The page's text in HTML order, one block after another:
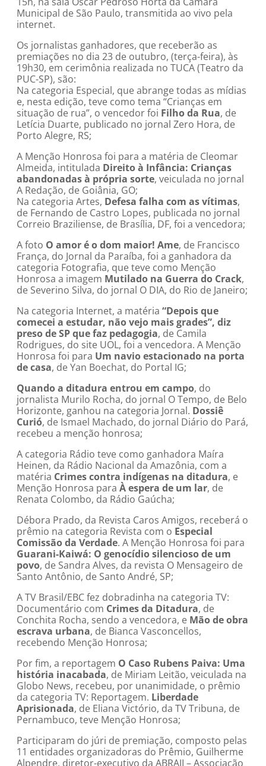
Municipal de São Paulo, transmitida ao vivo pela
internet.
Os jornalistas ganhadores, que receberão as
premiações no dia 23 de outubro, (terça-feira), às
19h30, em cerimônia realizada no TUCA (Teatro da
PUC-SP), são:
Na categoria Especial, que abrange todas as mídias
e, nesta edição, teve como tema “Crianças em
situação de rua”, o vencedor foi Filho da Rua, de
Letícia Duarte, publicado no jornal Zero Hora, de
Porto Alegre, RS;
A Menção Honrosa foi para a matéria de Cleomar
Almeida, intitulada Direito à Infância: Crianças
abandonadas à própria sorte, veiculada no jornal
A Redação, de Goiânia, GO;
Na categoria Artes, Defesa falha com as vítimas,
de Fernando de Castro Lopes, publicada no jornal
Correio Braziliense, de Brasília, DF, foi a vencedora;
A foto O amor é o dom maior! Ame, de Francisco
França, do Jornal da Paraíba, foi a ganhadora da
categoria Fotografia, que teve como Menção
Honrosa a imagem Mutilado na Guerra do Crack,
de Severino Silva, do jornal O DIA, do Rio de Janeiro;
Na categoria Internet, a matéria “Depois que
comecei a estudar, não vejo mais grades”, diz
preso de SP que faz pedagogia, de Camila
Rodrigues, do site UOL, foi a vencedora. A Menção
Honrosa foi para Um navio estacionado na porta
de casa, de Yan Boechat, do Portal IG;
Quando a ditadura entrou em campo, do
jornalista Murilo Rocha, do jornal O Tempo, de Belo
Horizonte, ganhou na categoria Jornal. Dossiê
Curió, de Ismael Machado, do jornal Diário do Pará,
recebeu a menção honrosa;
A categoria Rádio teve como ganhadora Maíra
Heinen, da Rádio Nacional da Amazônia, com a
matéria Crimes contra indígenas na ditadura, e
Menção Honrosa para À espera de um lar, de
Renata Colombo, da Rádio Gaúcha;
Débora Prado, da Revista Caros Amigos, receberá o
prêmio na categoria Revista com o Especial
Comissão da Verdade. A Menção Honrosa foi para
Guarani-Kaiwá: O genocídio silencioso de um
povo, de Sandra Alves, da revista O Mensageiro de
Santo Antônio, de Santo André, SP;
A TV Brasil/EBC fez dobradinha na categoria TV:
Documentário com Crimes da Ditadura, de
Conchita Rocha, sendo a vencedora, e Mão de obra
escrava urbana, de Bianca Vasconcellos,
recebendo Menção Honrosa;
Por fim, a reportagem O Caso Rubens Paiva: Uma
história inacabada, de Miriam Leitão, veiculada na
Globo News, recebeu, por unanimidade, o prêmio
da categoria TV: Reportagem. Liberdade
Aprisionada, de Eliana Victório, da TV Tribuna, de
Pernambuco, teve Menção Honrosa;
Participaram do júri de premiação, composto pelas
11 entidades organizadoras do Prêmio, Guilherme
Alpendre, diretor-executivo da ABRAJI – Associação